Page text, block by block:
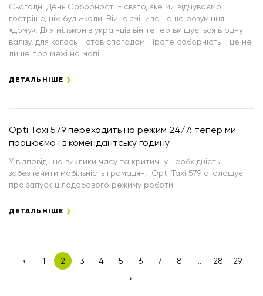
Сьогодні День Соборності - свято, яке ми відчуваємо
гостріше, ніж будь-коли. Війна змінила наше розуміння
«дому». Для мільйонів українців він тепер вміщується в одну
валізу, для когось - став спогадом. Проте соборність - це не
лише про межі на мапі.
ДЕТАЛЬНІШЕ
Opti Taxi 579 переходить на режим 24/7: тепер ми
працюємо і в комендантську годину
У відповідь на виклики часу та критичну необхідність
забезпечити мобільність громадян, Opti Taxi 579 оголошує
про запуск цілодобового режиму роботи.
ДЕТАЛЬНІШЕ
‹ 1 2 3 4 5 6 7 8 ... 28
29
›